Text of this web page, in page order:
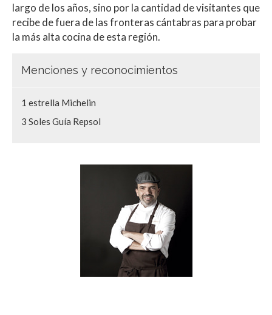
largo de los años, sino por la cantidad de visitantes que
recibe de fuera de las fronteras cántabras para probar
la más alta cocina de esta región.
Menciones y reconocimientos
1 estrella Michelin
3 Soles Guía Repsol